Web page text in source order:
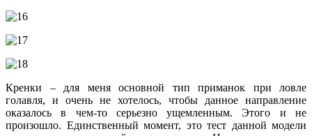
Кренки – для меня основной тип приманок при ловле
голавля, и очень не хотелось, чтобы данное направление
оказалось в чем-то серьезно ущемленным. Этого и не
произошло. Единственный момент, это тест данной модели